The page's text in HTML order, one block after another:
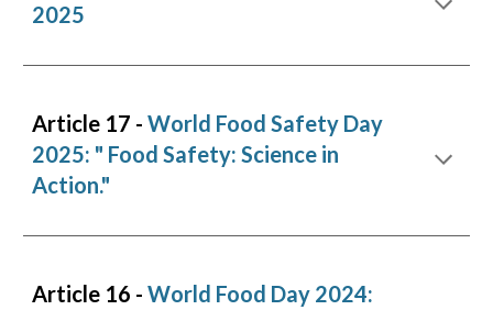
2025
Article 17 -World Food Safety Day
2025: " Food Safety: Science in
Action."
Article 16 -World Food Day 2024: